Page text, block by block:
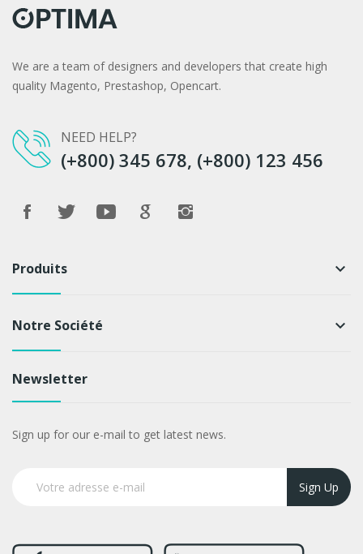
We are a team of designers and developers that create high
quality Magento, Prestashop, Opencart.
NEED HELP?
(+800) 345 678, (+800) 123 456
Produits keyboard_arrow_down
Notre Société keyboard_arrow_down
Newsletter
Sign up for our e-mail to get latest news.
Sign Up